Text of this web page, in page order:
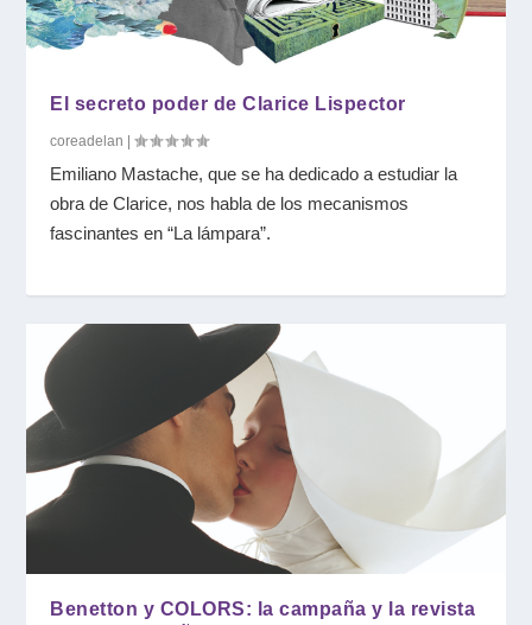
El secreto poder de Clarice Lispector
coreadelan |
Emiliano Mastache, que se ha dedicado a estudiar la
obra de Clarice, nos habla de los mecanismos
fascinantes en “La lámpara”.
Benetton y COLORS: la campaña y la revista